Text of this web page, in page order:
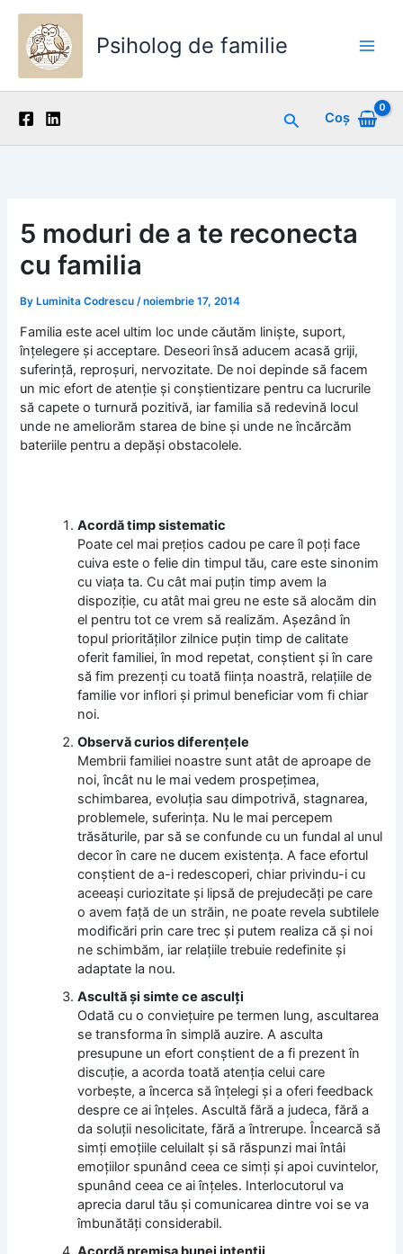
content
Psiholog de familie
SearchCoș
5 moduri de a te reconecta
cu familia
By Luminita Codrescu/noiembrie 17, 2014
Familia este acel ultim loc unde căutăm linişte, suport,
înţelegere şi acceptare. Deseori însă aducem acasă griji,
suferinţă, reproşuri, nervozitate. De noi depinde să facem
un mic efort de atenţie şi conştientizare pentru ca lucrurile
să capete o turnură pozitivă, iar familia să redevină locul
unde ne ameliorăm starea de bine şi unde ne încărcăm
bateriile pentru a depăşi obstacolele.
Acordă timp sistematic
Poate cel mai preţios cadou pe care îl poţi face
cuiva este o felie din timpul tău, care este sinonim
cu viaţa ta. Cu cât mai puţin timp avem la
dispoziţie, cu atât mai greu ne este să alocăm din
el pentru tot ce vrem să realizăm. Aşezând în
topul priorităţilor zilnice puţin timp de calitate
oferit familiei, în mod repetat, conştient şi în care
să fim prezenţi cu toată fiinţa noastră, relaţiile de
familie vor inflori şi primul beneficiar vom fi chiar
noi.
Observă curios diferenţele
Membrii familiei noastre sunt atât de aproape de
noi, încât nu le mai vedem prospeţimea,
schimbarea, evoluţia sau dimpotrivă, stagnarea,
problemele, suferinţa. Nu le mai percepem
trăsăturile, par să se confunde cu un fundal al unul
decor în care ne ducem existenţa. A face efortul
conştient de a-i redescoperi, chiar privindu-i cu
aceeaşi curiozitate şi lipsă de prejudecăţi pe care
o avem faţă de un străin, ne poate revela subtilele
modificări prin care trec şi putem realiza că şi noi
ne schimbăm, iar relaţiile trebuie redefinite şi
adaptate la nou.
Ascultă şi simte ce asculţi
Odată cu o convieţuire pe termen lung, ascultarea
se transforma în simplă auzire. A asculta
presupune un efort conştient de a fi prezent în
discuţie, a acorda toată atenţia celui care
vorbeşte, a încerca să înţelegi şi a oferi feedback
despre ce ai înţeles. Ascultă fără a judeca, fără a
da soluţii nesolicitate, fără a întrerupe. Încearcă să
simţi emoţiile celuilalt şi să răspunzi mai întâi
emoţiilor spunând ceea ce simţi şi apoi cuvintelor,
spunând ceea ce ai înţeles. Interlocutorul va
aprecia darul tău şi comunicarea dintre voi se va
îmbunătăţi considerabil.